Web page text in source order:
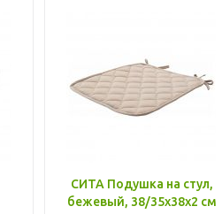
СИТА Подушка на стул,
бежевый, 38/35x38x2 см